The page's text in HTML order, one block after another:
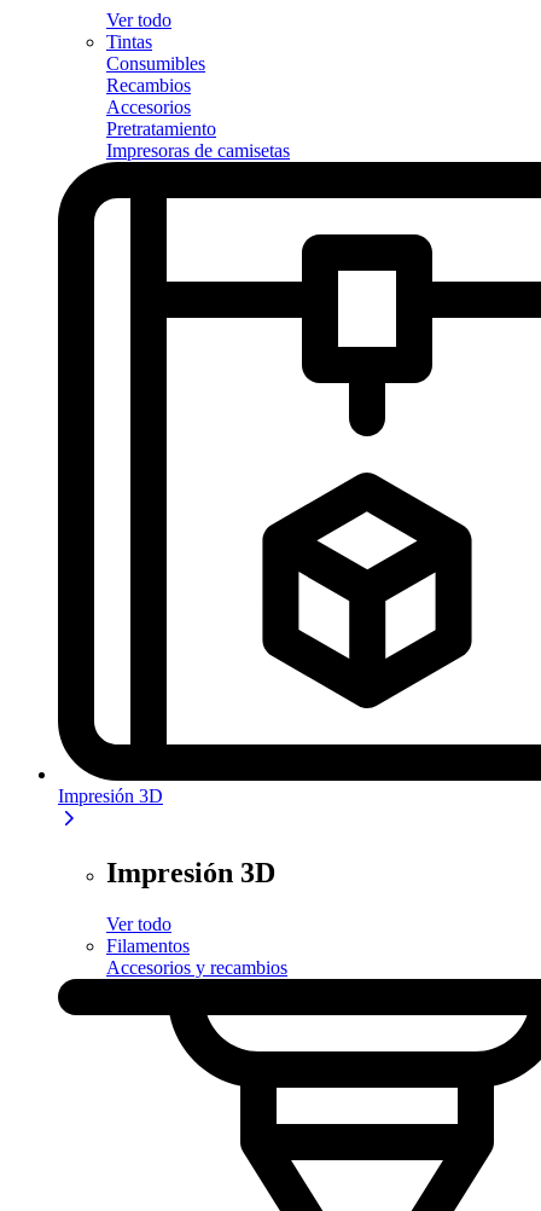
Ver todo
Tintas
Consumibles
Recambios
Accesorios
Pretratamiento
Impresoras de camisetas
Impresión 3D
Impresión 3D
Ver todo
Filamentos
Accesorios y recambios